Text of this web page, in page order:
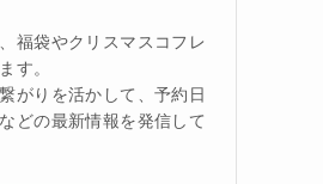
福袋やクリスマスコフレ
す。
がりを活かして、予約日
どの最新情報を発信して